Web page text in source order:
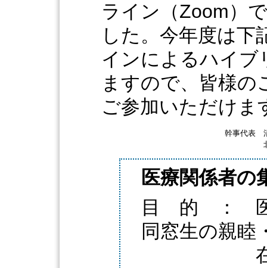
ライン（Zoom）
した。今年度は下
インによるハイブ
ますので、皆様の
ご参加いただけま
幹事代表
北村 浩
医療関係者の
目 的 ： 医
同窓生の親睦